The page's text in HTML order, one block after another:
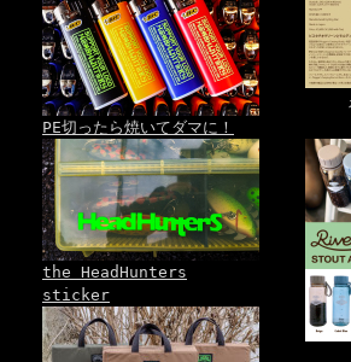
PE切ったら焼いてダマに！
the HeadHunters
sticker